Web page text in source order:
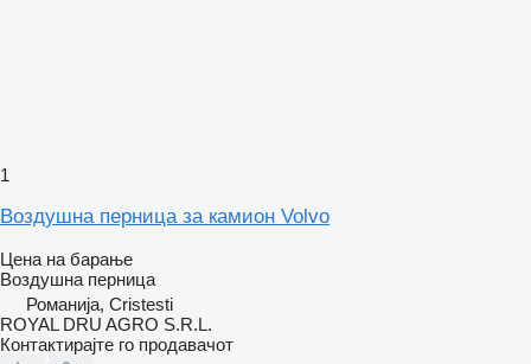
1
Воздушна перница за камион Volvo
Цена на барање
Воздушна перница
Романија, Cristesti
ROYAL DRU AGRO S.R.L.
Контактирајте го продавачот